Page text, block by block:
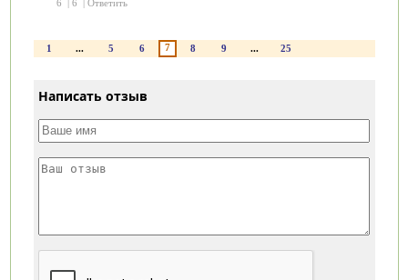
6
| 6 | Ответить
1 ... 5 6 7 8 9 ... 25
Написать отзыв